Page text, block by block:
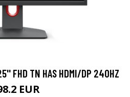
FHD TN HAS HDMI/DP 240HZ
EUR